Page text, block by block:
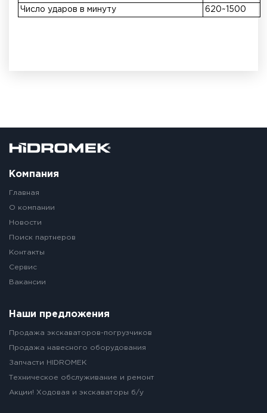
Число ударов в минуту
620~1500
Компания
Главная
О компании
Новости
Поиск партнеров
Контакты
Сервис
Вакансии
Наши предложения
Продажа экскаваторов-погрузчиков
Продажа навесного оборудования
Запчасти HIDROMEK
Техническое обслуживание и ремонт
Акции! Ходовая и экскаваторы б/у